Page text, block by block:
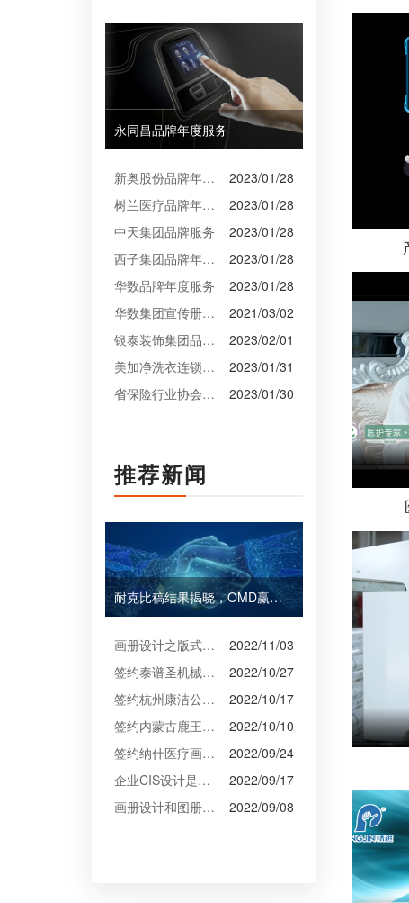
永同昌品牌年度服务
2023/01/28
新奥股份品牌年度服务
2023/01/28
树兰医疗品牌年度服务
2023/01/28
中天集团品牌服务
2023/01/28
西子集团品牌年度服务
2023/01/28
华数品牌年度服务
2021/03/02
华数集团宣传册设计
2023/02/01
银泰装饰集团品牌升级设计
2023/01/31
美加净洗衣连锁VI设计
2023/01/30
省保险行业协会VI设计
推荐新闻
耐克比稿结果揭晓，OMD赢得Burberry全球媒介业务（转自广告狂人日报）
2022/11/03
画册设计之版式设计
2022/10/27
签约泰谱圣机械产品摄影、宣传册设计
2022/10/17
签约杭州康洁公司摄影、产品摄影、画册设计制作
2022/10/10
签约内蒙古鹿王羊绒有限公司宣传册制作
2022/09/24
签约纳什医疗画册设计
2022/09/17
企业CIS设计是企业文化的的体现
2022/09/08
画册设计和图册设计中的产品摄影